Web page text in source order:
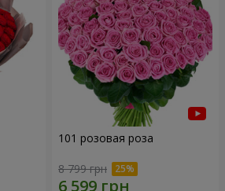
101 розовая роза
8 799 грн